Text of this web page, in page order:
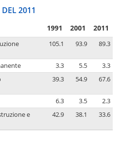
2011
1991 2001 2011
105.1 93.9 89.3
3.3 5.5
3.3
39.3 54.9 67.6
6.3 3.5
2.3
e
42.9 38.1 33.6